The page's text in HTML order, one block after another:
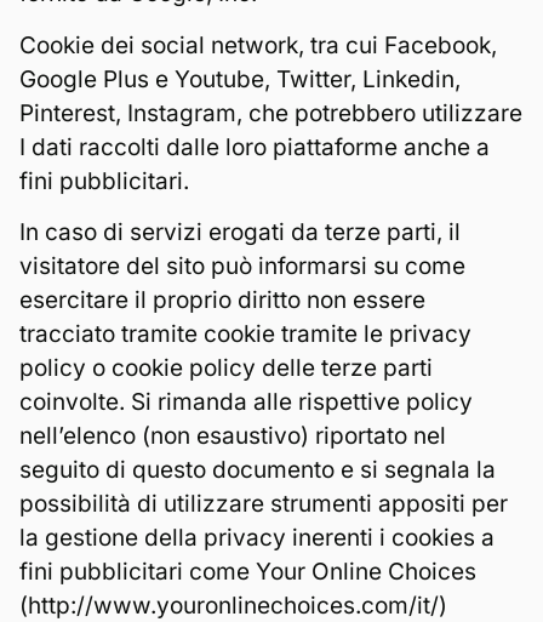
Cookie dei social network, tra cui Facebook,
Google Plus e Youtube, Twitter, Linkedin,
Pinterest, Instagram, che potrebbero utilizzare
I dati raccolti dalle loro piattaforme anche a
fini pubblicitari.
In caso di servizi erogati da terze parti, il
visitatore del sito può informarsi su come
esercitare il proprio diritto non essere
tracciato tramite cookie tramite le privacy
policy o cookie policy delle terze parti
coinvolte. Si rimanda alle rispettive policy
nell’elenco (non esaustivo) riportato nel
seguito di questo documento e si segnala la
possibilità di utilizzare strumenti appositi per
la gestione della privacy inerenti i cookies a
fini pubblicitari come Your Online Choices
(http://www.youronlinechoices.com/it/)